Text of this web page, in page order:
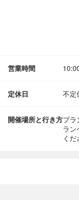
営業時間
定休日 不定
開催場所と行き方プラ
ラン
くだ